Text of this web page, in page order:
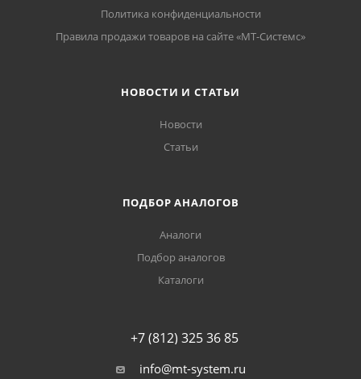
Политика конфиденциальности
Правила продажи товаров на сайте «МТ-Системс»
НОВОСТИ И СТАТЬИ
Новости
Статьи
ПОДБОР АНАЛОГОВ
Аналоги
Подбор аналогов
Каталоги
+7 (812) 325 36 85
info@mt-system.ru